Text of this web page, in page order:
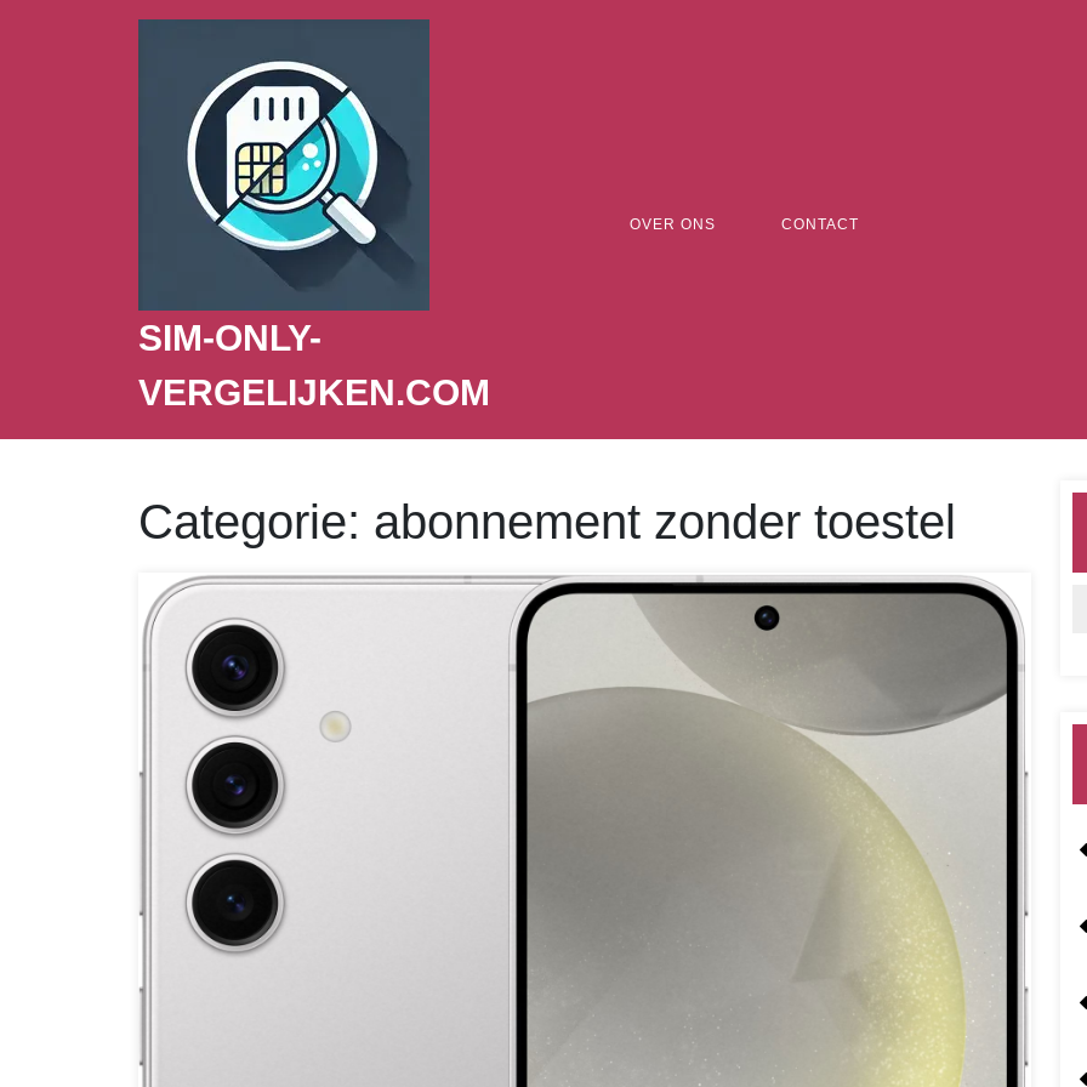
SIM-ONLY-
VERGELIJKEN.COM
OVER ONS CONTACT
Categorie: abonnement zonder toestel